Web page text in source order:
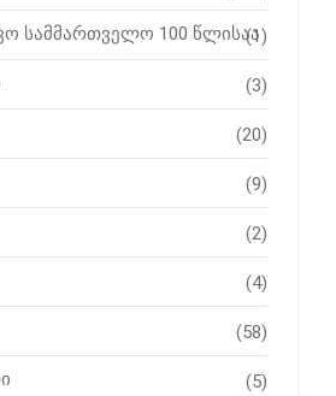
სამმართველო 100 წლისაა
(1)
(3)
(20)
(9)
(2)
(4)
(58)
(5)